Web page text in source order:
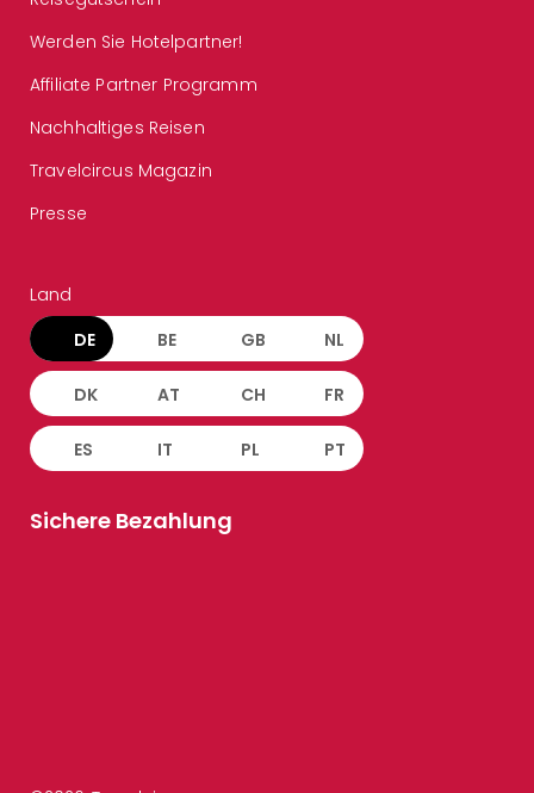
Werden Sie Hotelpartner!
Affiliate Partner Programm
Nachhaltiges Reisen
Travelcircus Magazin
Presse
Land
DE BE GB NL
DK AT CH FR
ES IT PL PT
Sichere Bezahlung